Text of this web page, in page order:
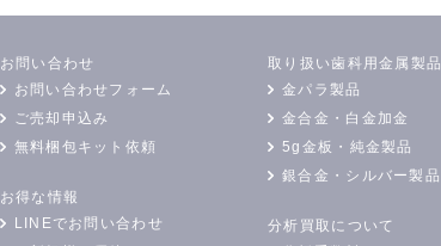
お問い合わせ
お問い合わせフォーム
ご売却申込み
無料梱包キット依頼
お得な情報
LINEでお問い合わせ
取り扱い歯科用金属製品
金パラ製品
金合金・白金加金
5g金板・純金製品
銀合金・シルバー製品
分析買取について